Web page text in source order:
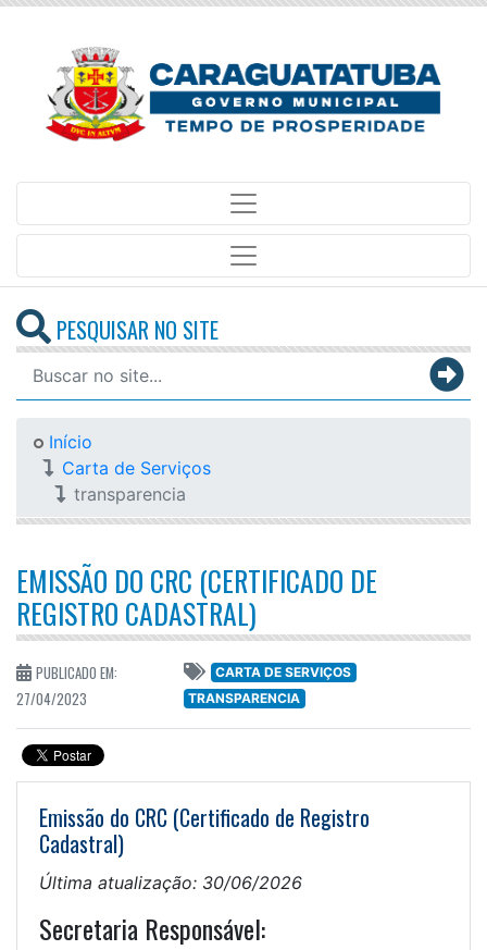
PESQUISAR NO SITE
Início
Carta de Serviços
transparencia
EMISSÃO DO CRC (CERTIFICADO DE
REGISTRO CADASTRAL)
PUBLICADO EM:
27/04/2023
CARTA DE SERVIÇOS
TRANSPARENCIA
Emissão do CRC (Certificado de Registro
Cadastral)
Última atualização: 30/06/2026
Secretaria Responsável: